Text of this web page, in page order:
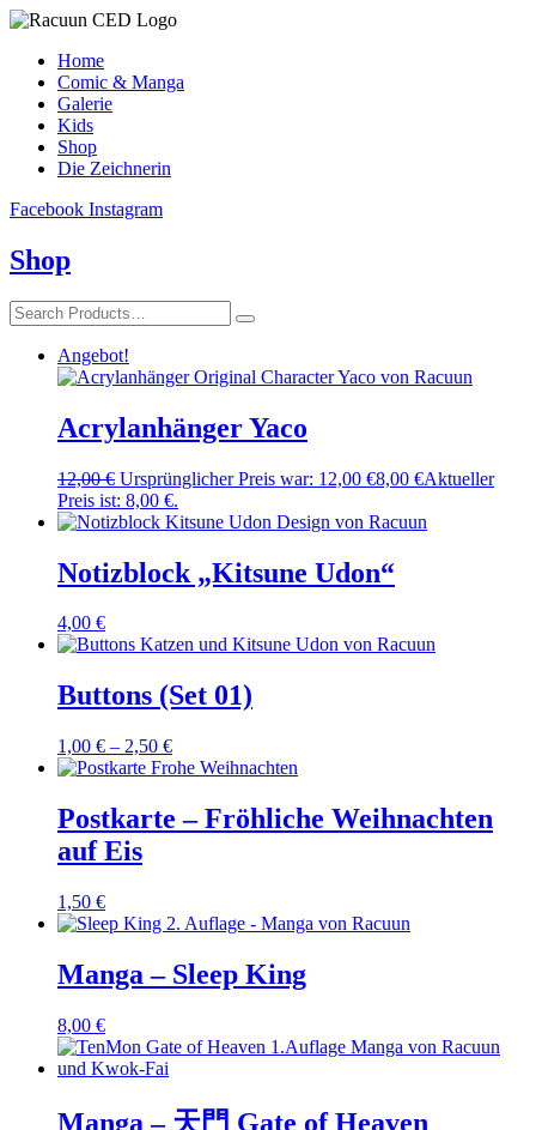
Home
Comic & Manga
Galerie
Kids
Shop
Die Zeichnerin
Facebook Instagram
Shop
Angebot!
Acrylanhänger Yaco
12,00€ Ursprünglicher Preis war: 12,00 €8,00 €Aktueller
Preis ist: 8,00 €.
Notizblock „Kitsune Udon“
4,00 €
Buttons (Set 01)
1,00 € – 2,50 €
Postkarte – Fröhliche Weihnachten
auf Eis
1,50 €
Manga – Sleep King
8,00 €
Manga – 天門 Gate of Heaven